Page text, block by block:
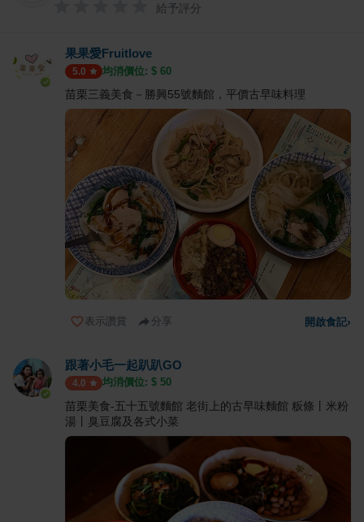
給予評分
果果愛Fruitlove
5.0 均消價位: $ 60
苗栗三義美食－勝興55號麵館，平價古早味料理
表示讚賞 分享 開啟食記›
跟著小毛一起趴趴GO
4.0 均消價位: $ 50
苗栗美食-五十五號麵館 老街上的古早味麵館 粄條丨米粉
湯丨臭豆腐及各式小菜